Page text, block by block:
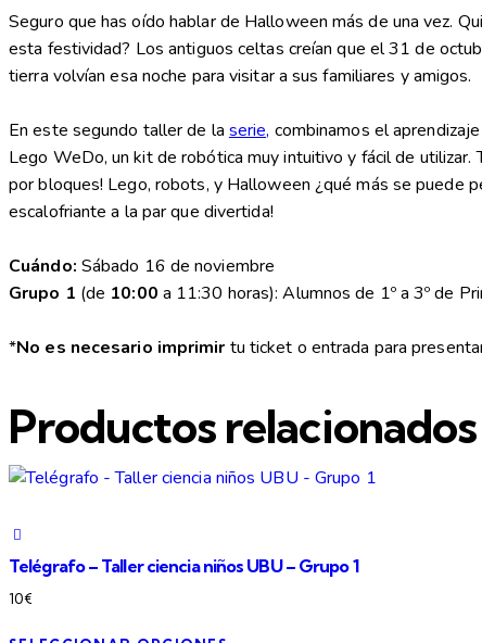
Seguro que has oído hablar de Halloween más de una vez.
esta festividad? Los antiguos celtas creían que el 31 de
tierra volvían esa noche para visitar a sus familiares y amigos.
En este segundo taller de la serie, combinamos el
Lego WeDo, un kit de robótica muy intuitivo y fácil de
por bloques! Lego, robots, y Halloween ¿qué más se puede
escalofriante a la par que divertida!
Cuándo: Sábado 16 de noviembre
Grupo 1 (de 10:00 a 11:30 horas): Alumnos de 1º a 3º de
*No es necesario imprimir tu ticket o entrada para
Productos relacionados
Telégrafo – Taller ciencia niños UBU – Grupo 1
10€